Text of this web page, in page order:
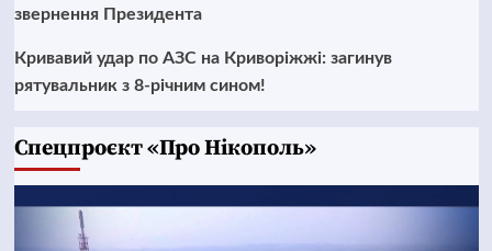
звернення Президента
Кривавий удар по АЗС на Криворіжжі: загинув
рятувальник з 8-річним сином!
Cпецпроєкт «Про Нікополь»